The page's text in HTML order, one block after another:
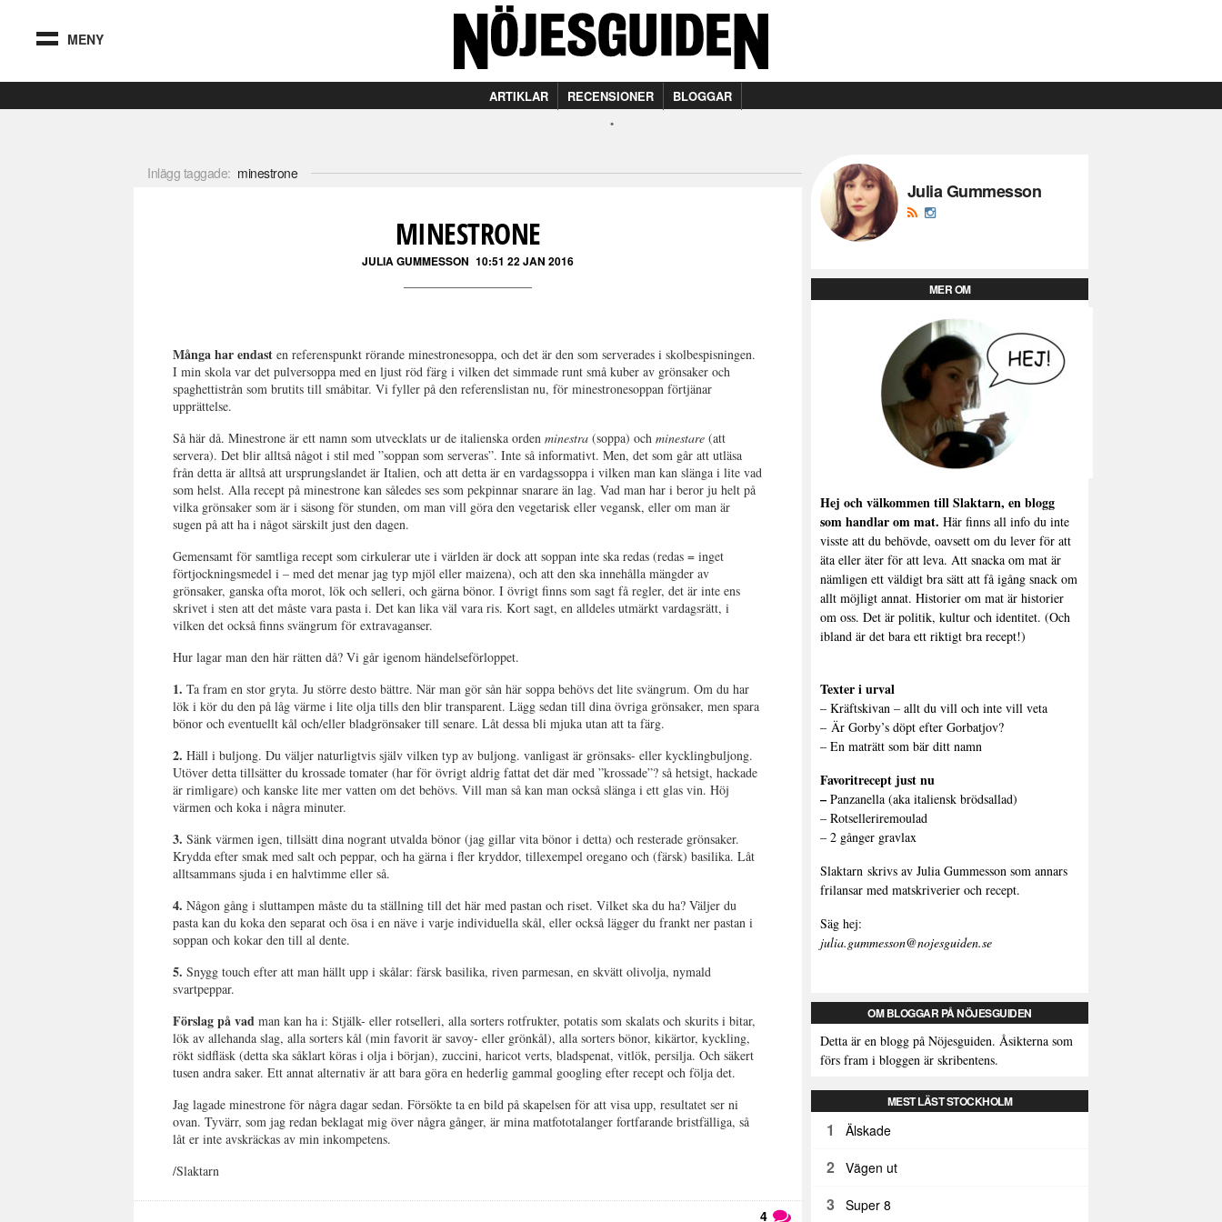
MENY
ARTIKLAR RECENSIONER BLOGGAR
Inlägg taggade: minestrone
MINESTRONE
JULIA GUMMESSON 10:51 22 JAN 2016
Många har endasten referenspunkt rörande minestronesoppa, och det är den som serverades i skolbespisningen.
I min skola var det pulversoppa med en ljust röd färg i vilken det simmade runt små kuber av grönsaker och
spaghettistrån som brutits till småbitar. Vi fyller på den referenslistan nu, för minestronesoppan förtjänar
upprättelse.
Så här då. Minestrone är ett namn som utvecklats ur de italienska ordenminestra (soppa) ochminestare (att
servera). Det blir alltså något i stil med ”soppan som serveras”. Inte så informativt. Men, det som går att utläsa
från detta är alltså att ursprungslandet är Italien, och att detta är en vardagssoppa i vilken man kan slänga i lite vad
som helst. Alla recept på minestrone kan således ses som pekpinnar snarare än lag. Vad man har i beror ju helt på
vilka grönsaker som är i säsong för stunden, om man vill göra den vegetarisk eller vegansk, eller om man är
sugen på att ha i något särskilt just den dagen.
Gemensamt för samtliga recept som cirkulerar ute i världen är dock att soppan inte ska redas (redas = inget
förtjockningsmedel i – med det menar jag typ mjöl eller maizena), och att den ska innehålla mängder av
grönsaker, ganska ofta morot, lök och selleri, och gärna bönor. I övrigt finns som sagt få regler, det är inte ens
skrivet i sten att det måste vara pasta i. Det kan lika väl vara ris. Kort sagt, en alldeles utmärkt vardagsrätt, i
vilken det också finns svängrum för extravaganser.
Hur lagar man den här rätten då? Vi går igenom händelseförloppet.
1.Ta fram en stor gryta. Ju större desto bättre. När man gör sån här soppa behövs det lite svängrum. Om du har
lök i kör du den på låg värme i lite olja tills den blir transparent. Lägg sedan till dina övriga grönsaker, men spara
bönor och eventuellt kål och/eller bladgrönsaker till senare. Låt dessa bli mjuka utan att ta färg.
2.Häll i buljong. Du väljer naturligtvis själv vilken typ av buljong. vanligast är grönsaks- eller kycklingbuljong.
Utöver detta tillsätter du krossade tomater (har för övrigt aldrig fattat det där med ”krossade”? så hetsigt, hackade
är rimligare) och kanske lite mer vatten om det behövs. Vill man så kan man också slänga i ett glas vin. Höj
värmen och koka i några minuter.
3.Sänk värmen igen, tillsätt dina nogrant utvalda bönor (jag gillar vita bönor i detta) och resterade grönsaker.
Krydda efter smak med salt och peppar, och ha gärna i fler kryddor, tillexempel oregano och (färsk) basilika. Låt
alltsammans sjuda i en halvtimme eller så.
4.Någon gång i sluttampen måste du ta ställning till det här med pastan och riset. Vilket ska du ha? Väljer du
pasta kan du koka den separat och ösa i en näve i varje individuella skål, eller också lägger du frankt ner pastan i
soppan och kokar den till al dente.
5.Snygg touch efter att man hällt upp i skålar: färsk basilika, riven parmesan, en skvätt olivolja, nymald
svartpeppar.
Förslag på vadman kan ha i: Stjälk- eller rotselleri, alla sorters rotfrukter, potatis som skalats och skurits i bitar,
lök av allehanda slag, alla sorters kål (min favorit är savoy- eller grönkål), alla sorters bönor, kikärtor, kyckling,
rökt sidfläsk (detta ska såklart köras i olja i början), zuccini, haricot verts, bladspenat, vitlök, persilja. Och säkert
tusen andra saker. Ett annat alternativ är att bara göra en hederlig gammal googling efter recept och följa det.
Jag lagade minestrone för några dagar sedan. Försökte ta en bild på skapelsen för att visa upp, resultatet ser ni
ovan. Tyvärr, som jag redan beklagat mig över några gånger, är mina matfototalanger fortfarande bristfälliga, så
låt er inte avskräckas av min inkompetens.
/Slaktarn
4
Julia Gummesson
MER OM
Hej och välkommen till Slaktarn, en blogg
som handlar om mat. Här finns all info du inte
visste att du behövde, oavsett om du lever för att
äta eller äter för att leva. Att snacka om mat är
nämligen ett väldigt bra sätt att få igång snack om
allt möjligt annat. Historier om mat är historier
om oss. Det är politik, kultur och identitet. (Och
ibland är det bara ett riktigt bra recept!)
Texter i urval
– Kräftskivan – allt du vill och inte vill veta
– Är Gorby’s döpt efter Gorbatjov?
– En maträtt som bär ditt namn
Favoritrecept just nu
– Panzanella (aka italiensk brödsallad)
– Rotselleriremoulad
– 2 gånger gravlax
Slaktarn skrivs av Julia Gummesson som annars
frilansar med matskriverier och recept.
Säg hej:
julia.gummesson@nojesguiden.se
OM BLOGGAR PÅ NÖJESGUIDEN
Detta är en blogg på Nöjesguiden. Åsikterna som
förs fram i bloggen är skribentens.
MEST LÄST STOCKHOLM
1 Älskade
2 Vägen ut
3 Super 8